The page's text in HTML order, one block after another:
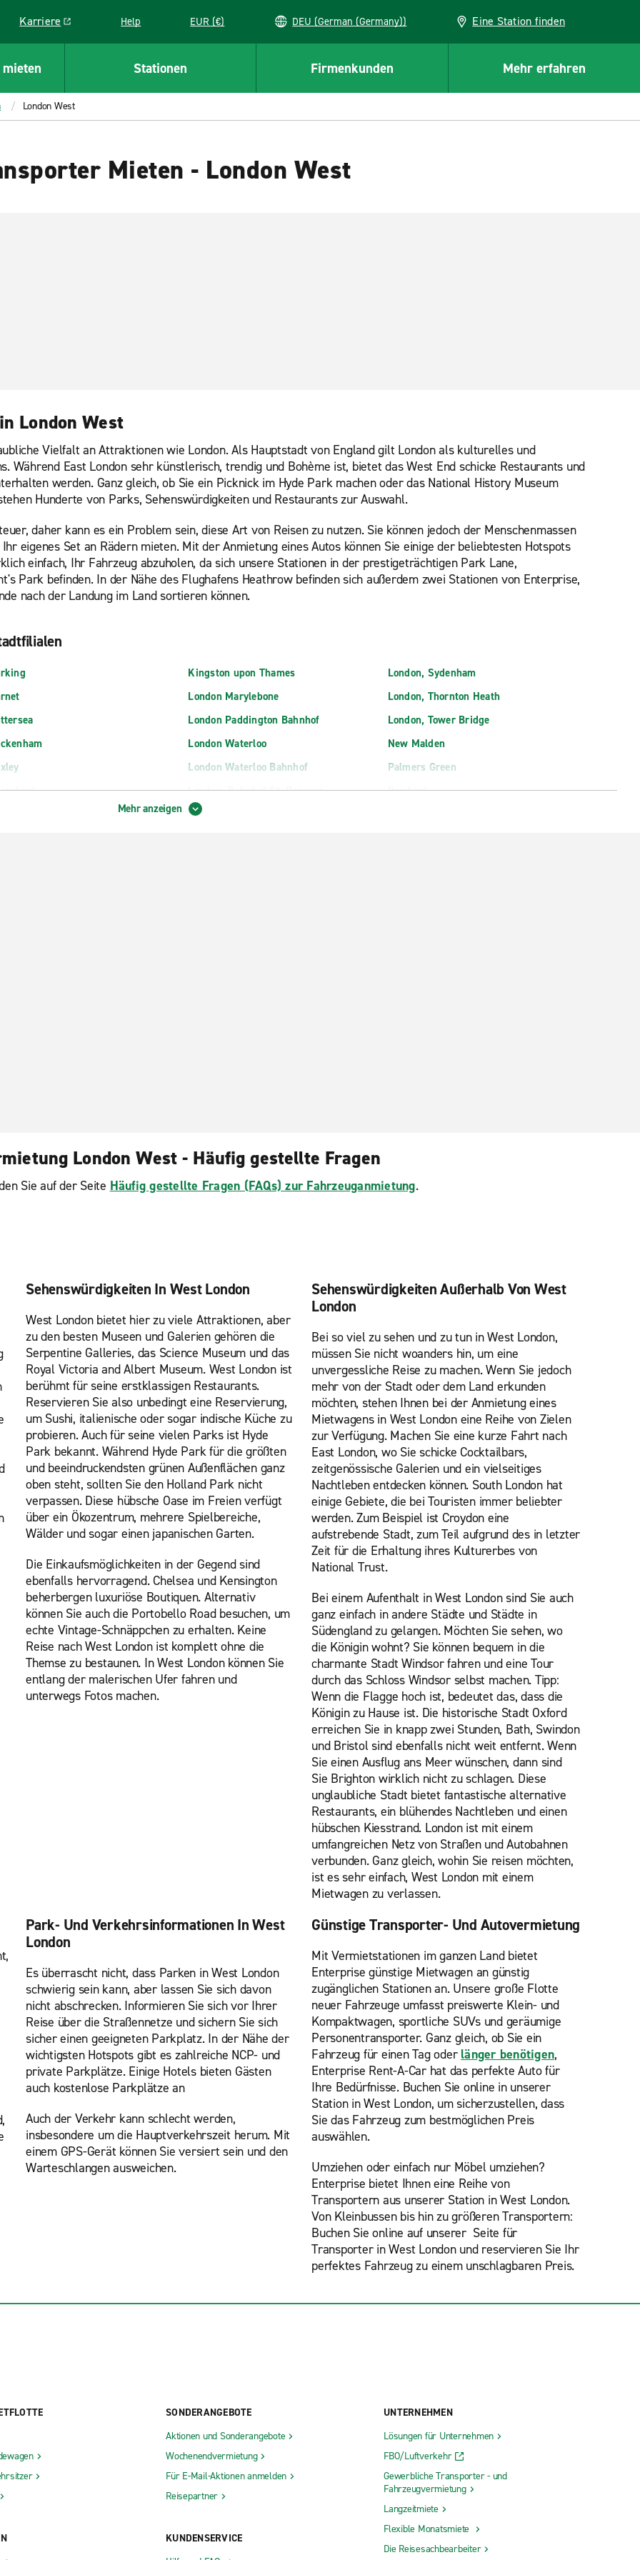
Karriere
Link opens in a new window
Help EUR (€) DEU (German (Germany)) Eine Station finden
Stationen Firmenkunden Mehr erfahren
London West
Mieten - London West
London West
Vielfalt an Attraktionen wie London. Als Hauptstadt von England gilt London als kulturelles und
Während East London sehr künstlerisch, trendig und Bohème ist, bietet das West End schicke Restaurants und
werden. Ganz gleich, ob Sie ein Picknick im Hyde Park machen oder das National History Museum
Hunderte von Parks, Sehenswürdigkeiten und Restaurants zur Auswahl.
daher kann es ein Problem sein, diese Art von Reisen zu nutzen. Sie können jedoch der Menschenmassen
eigenes Set an Rädern mieten. Mit der Anmietung eines Autos können Sie einige der beliebtesten Hotspots
einfach, Ihr Fahrzeug abzuholen, da sich unsere Stationen in der prestigeträchtigen Park Lane,
Park befinden. In der Nähe des Flughafens Heathrow befinden sich außerdem zwei Stationen von Enterprise,
nach der Landung im Land sortieren können.
Kingston upon Thames
London Marylebone
London Paddington Bahnhof
London Waterloo
London Waterloo Bahnhof
London, Bahnhof St. Pancras
London, Bow
London, Sydenham
London, Thornton Heath
London, Tower Bridge
New Malden
Palmers Green
Romford
Mehr anzeigen
London West - Häufig gestellte Fragen
Sie auf der Seite Häufig gestellte Fragen (FAQs) zur Fahrzeuganmietung.
Sehenswürdigkeiten In West London
West London bietet hier zu viele Attraktionen, aber
zu den besten Museen und Galerien gehören die
Serpentine Galleries, das Science Museum und das
Royal Victoria and Albert Museum. West London ist
berühmt für seine erstklassigen Restaurants.
Reservieren Sie also unbedingt eine Reservierung,
um Sushi, italienische oder sogar indische Küche zu
probieren. Auch für seine vielen Parks ist Hyde
Park bekannt. Während Hyde Park für die größten
und beeindruckendsten grünen Außenflächen ganz
oben steht, sollten Sie den Holland Park nicht
verpassen. Diese hübsche Oase im Freien verfügt
über ein Ökozentrum, mehrere Spielbereiche,
Wälder und sogar einen japanischen Garten.
Die Einkaufsmöglichkeiten in der Gegend sind
ebenfalls hervorragend. Chelsea und Kensington
beherbergen luxuriöse Boutiquen. Alternativ
können Sie auch die Portobello Road besuchen, um
echte Vintage-Schnäppchen zu erhalten. Keine
Reise nach West London ist komplett ohne die
Themse zu bestaunen. In West London können Sie
entlang der malerischen Ufer fahren und
unterwegs Fotos machen.
Sehenswürdigkeiten Außerhalb Von West
London
Bei so viel zu sehen und zu tun in West London,
müssen Sie nicht woanders hin, um eine
unvergessliche Reise zu machen. Wenn Sie jedoch
mehr von der Stadt oder dem Land erkunden
möchten, stehen Ihnen bei der Anmietung eines
Mietwagens in West London eine Reihe von Zielen
zur Verfügung. Machen Sie eine kurze Fahrt nach
East London, wo Sie schicke Cocktailbars,
zeitgenössische Galerien und ein vielseitiges
Nachtleben entdecken können. South London hat
einige Gebiete, die bei Touristen immer beliebter
werden. Zum Beispiel ist Croydon eine
aufstrebende Stadt, zum Teil aufgrund des in letzter
Zeit für die Erhaltung ihres Kulturerbes von
National Trust.
Bei einem Aufenthalt in West London sind Sie auch
ganz einfach in andere Städte und Städte in
Südengland zu gelangen. Möchten Sie sehen, wo
die Königin wohnt? Sie können bequem in die
charmante Stadt Windsor fahren und eine Tour
durch das Schloss Windsor selbst machen. Tipp:
Wenn die Flagge hoch ist, bedeutet das, dass die
Königin zu Hause ist. Die historische Stadt Oxford
erreichen Sie in knapp zwei Stunden, Bath, Swindon
und Bristol sind ebenfalls nicht weit entfernt. Wenn
Sie einen Ausflug ans Meer wünschen, dann sind
Sie Brighton wirklich nicht zu schlagen. Diese
unglaubliche Stadt bietet fantastische alternative
Restaurants, ein blühendes Nachtleben und einen
hübschen Kiesstrand. London ist mit einem
umfangreichen Netz von Straßen und Autobahnen
verbunden. Ganz gleich, wohin Sie reisen möchten,
ist es sehr einfach, West London mit einem
Mietwagen zu verlassen.
Park- Und Verkehrsinformationen In West
London
Es überrascht nicht, dass Parken in West London
schwierig sein kann, aber lassen Sie sich davon
nicht abschrecken. Informieren Sie sich vor Ihrer
Reise über die Straßennetze und sichern Sie sich
sicher einen geeigneten Parkplatz. In der Nähe der
wichtigsten Hotspots gibt es zahlreiche NCP- und
private Parkplätze. Einige Hotels bieten Gästen
auch kostenlose Parkplätze an
Auch der Verkehr kann schlecht werden,
insbesondere um die Hauptverkehrszeit herum. Mit
einem GPS-Gerät können Sie versiert sein und den
Warteschlangen ausweichen.
Günstige Transporter- Und Autovermietung
Mit Vermietstationen im ganzen Land bietet
Enterprise günstige Mietwagen an günstig
zugänglichen Stationen an. Unsere große Flotte
neuer Fahrzeuge umfasst preiswerte Klein- und
Kompaktwagen, sportliche SUVs und geräumige
Personentransporter. Ganz gleich, ob Sie ein
Fahrzeug für einen Tag oder länger benötigen,
Enterprise Rent-A-Car hat das perfekte Auto für
Ihre Bedürfnisse. Buchen Sie online in unserer
Station in West London, um sicherzustellen, dass
Sie das Fahrzeug zum bestmöglichen Preis
auswählen.
Umziehen oder einfach nur Möbel umziehen?
Enterprise bietet Ihnen eine Reihe von
Transportern aus unserer Station in West London.
Von Kleinbussen bis hin zu größeren Transportern:
Buchen Sie online auf unserer Seite für
Transporter in West London und reservieren Sie Ihr
perfektes Fahrzeug zu einem unschlagbaren Preis.
SONDERANGEBOTE
Aktionen und Sonderangebote
Wochenendvermietung
Für E-Mail-Aktionen anmelden
Reisepartner
KUNDENSERVICE
UNTERNEHMEN
Lösungen für Unternehmen
FBO/Luftverkehr
Gewerbliche Transporter - und
Fahrzeugvermietung
Langzeitmiete
Flexible Monatsmiete
Die Reisesachbearbeiter